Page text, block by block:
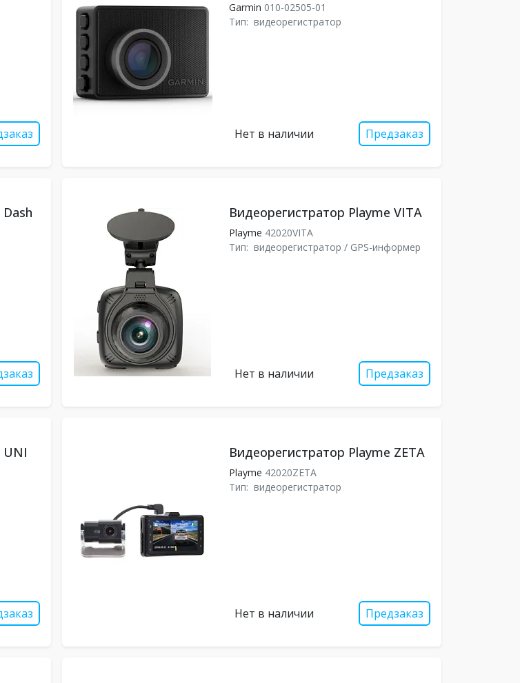
Garmin 010-02505-01
Тип: видеорегистратор
Нет в наличии Предзаказ
Видеорегистратор Playme VITA
Playme 42020VITA
Тип: видеорегистратор / GPS-информер
Нет в наличии Предзаказ
UNI Видеорегистратор Playme ZETA
Playme 42020ZETA
Тип: видеорегистратор
Нет в наличии Предзаказ